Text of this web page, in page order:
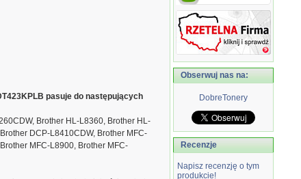
pasuje do następujących
Brother HL-L8360, Brother HL-
DCP-L8410CDW, Brother MFC-
MFC-L8900, Brother MFC-
Obserwuj nas na:
DobreTonery
Recenzje
Napisz recenzję o tym
produkcie!